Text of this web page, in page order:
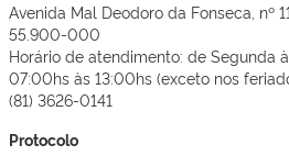
Avenida Mal Deodoro da Fonseca, nº
55.900-000
Horário de atendimento: de Segunda
07:00hs às 13:00hs (exceto nos
(81) 3626-0141
Protocolo